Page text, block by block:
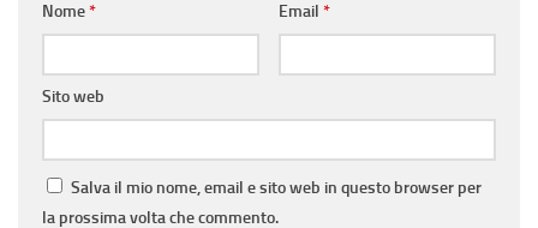
Nome* Email *
Sito web
Salva il mio nome, email e sito web in questo browser per
la prossima volta che commento.